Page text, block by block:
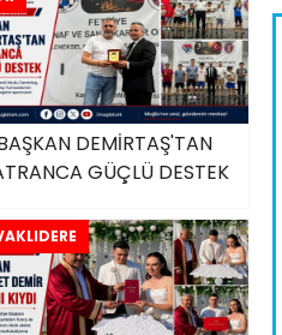
DEMİRTAŞ'TAN
GÜÇLÜ DESTEK